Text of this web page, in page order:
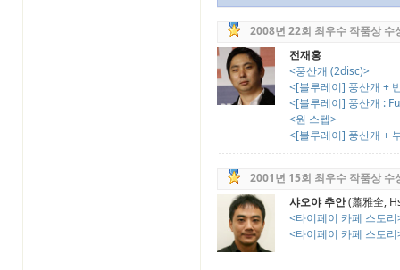
2008년 22회 최우수 작품상 수
전재홍
<풍산개 (2disc)>
<[블루레이] 풍산개 +
<[블루레이] 풍산개 :
<원 스텝>
<[블루레이] 풍산개 +
2001년 15회 최우수 작품상 수
샤오야 추안(蕭雅全,
<타이페이 카페 스토리
<타이페이 카페 스토리